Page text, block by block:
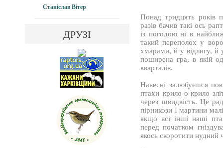
Станіслав Вітер
ДРУЗІ
Понад тридцять років
разів бачив такі ось
із погодою ні в
такий переполох у
хмарами, й у відлигу,
поширена гра, в якій
кварталів.
Навесні залюбуєшся
птахи крило-о-крило
через швидкість. Це
пірникози І мартини
якщо всі інші наші
перед початком
якось скоротити нудний